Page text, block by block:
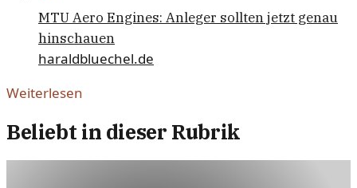
MTU Aero Engines: Anleger sollten jetzt genau
hinschauen
haraldbluechel.de
Weiterlesen
Beliebt in dieser Rubrik